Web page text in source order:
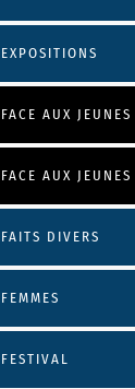
EXPOSITIONS
FACE AUX JEUNES
FACE AUX JEUNES
FAITS DIVERS
FEMMES
FESTIVAL